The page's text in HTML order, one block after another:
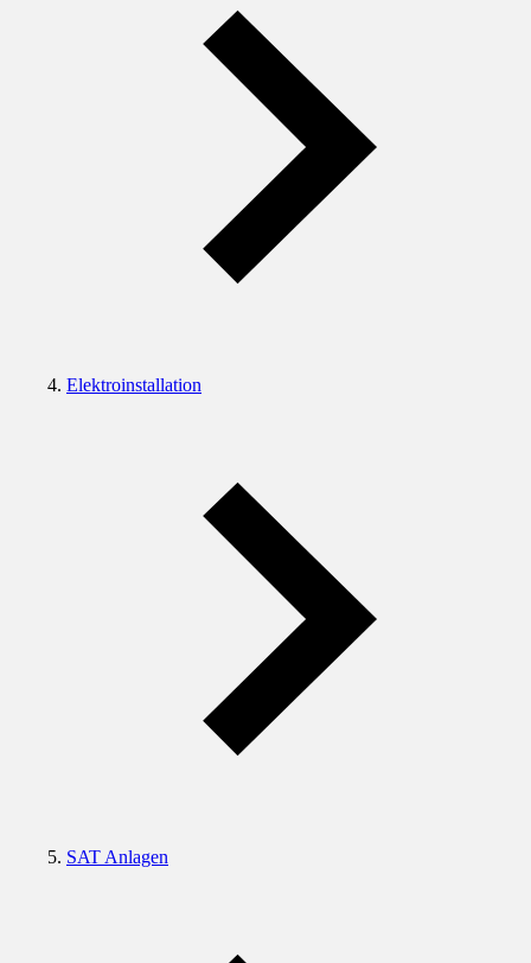
Elektroinstallation
SAT Anlagen